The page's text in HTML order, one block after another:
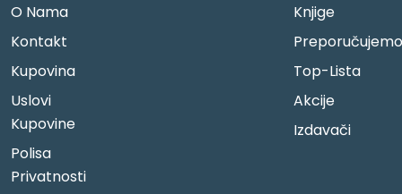
O Nama
Kontakt
Kupovina
Uslovi
Kupovine
Polisa
Privatnosti
Knjige
Preporučujemo
Top-Lista
Akcije
Izdavači